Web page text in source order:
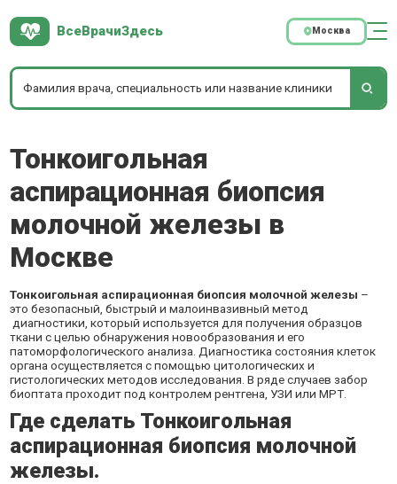
ВсеВрачиЗдесь Москва
Тонкоигольная
аспирационная биопсия
молочной железы в
Москве
Тонкоигольная аспирационная биопсия молочной железы –
это безопасный, быстрый и малоинвазивный метод
диагностики, который используется для получения образцов
ткани с целью обнаружения новообразования и его
патоморфологического анализа. Диагностика состояния клеток
органа осуществляется с помощью цитологических и
гистологических методов исследования. В ряде случаев забор
биоптата проходит под контролем рентгена, УЗИ или МРТ.
Где сделать Тонкоигольная
аспирационная биопсия молочной
железы.